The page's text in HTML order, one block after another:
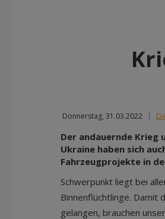
Donnerstag, 31.03.2022 |
Der andauernde Krieg
Ukraine haben sich
Fahrzeugprojekte in
Schwerpunkt liegt bei
Binnenflüchtlinge.
gelangen, brauchen